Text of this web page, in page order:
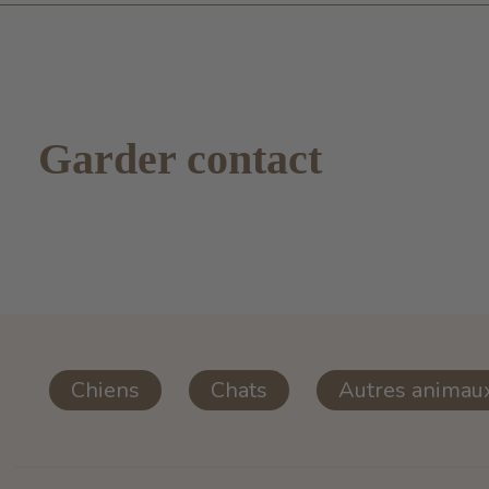
Garder contact
Chiens Chats Autres